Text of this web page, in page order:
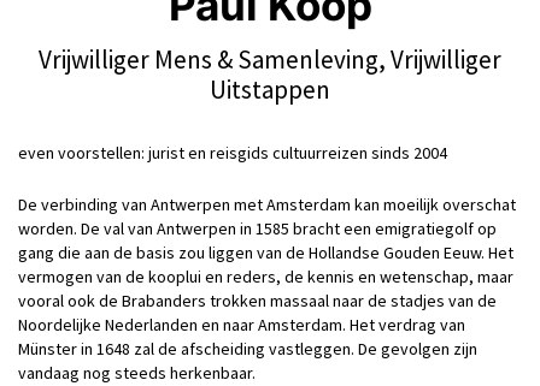
Vrijwilliger Mens & Samenleving, Vrijwilliger
Uitstappen
even voorstellen: jurist en reisgids cultuurreizen sinds 2004
De verbinding van Antwerpen met Amsterdam kan moeilijk overschat
worden. De val van Antwerpen in 1585 bracht een emigratiegolf op
gang die aan de basis zou liggen van de Hollandse Gouden Eeuw. Het
vermogen van de kooplui en reders, de kennis en wetenschap, maar
vooral ook de Brabanders trokken massaal naar de stadjes van de
Noordelijke Nederlanden en naar Amsterdam. Het verdrag van
Münster in 1648 zal de afscheiding vastleggen. De gevolgen zijn
vandaag nog steeds herkenbaar.